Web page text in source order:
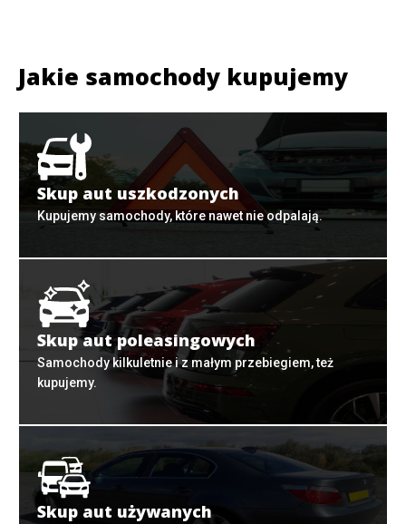
Jakie samochody kupujemy
Skup aut uszkodzonych
Kupujemy samochody, które nawet nie odpalają.
Skup aut poleasingowych
Samochody kilkuletnie i z małym przebiegiem, też
kupujemy.
Skup aut używanych